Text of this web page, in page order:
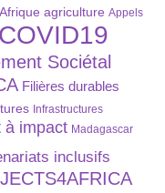
Afrique agriculture Appels
COVID19
Sociétal
Filières durables
Infrastructures
à impact Madagascar
inclusifs